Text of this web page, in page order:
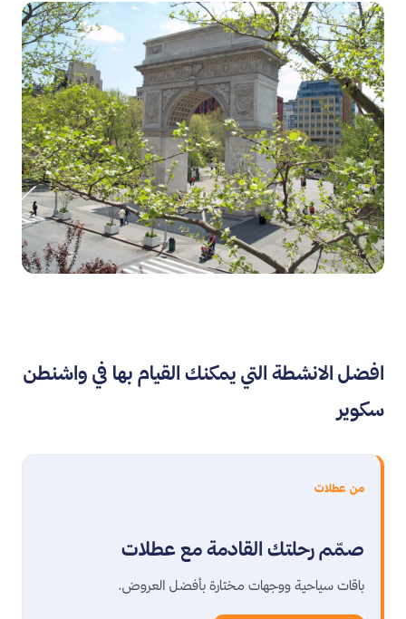
افضل الانشطة التي يمكنك القيام بها في واشنطن
سكوير
من عطلات
صمّم رحلتك القادمة مع عطلات
باقات سياحية ووجهات مختارة بأفضل العروض.